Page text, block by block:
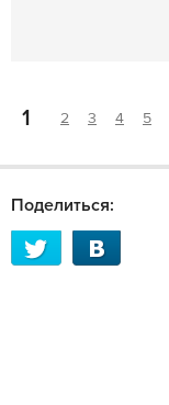
1 2 3 4 5
Поделиться: